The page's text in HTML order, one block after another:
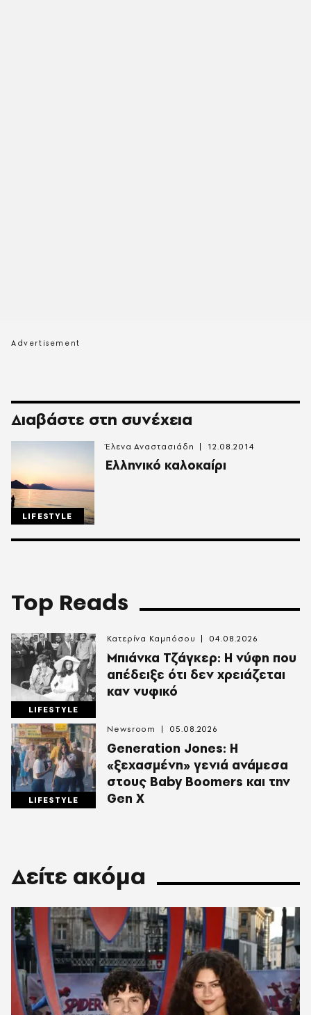
Διαβάστε στη συνέχεια
LIFESTYLE
Ελληνικό καλοκαίρι
Έλενα Αναστασιάδη 12.08.2014
Top Reads
LIFESTYLE
Mπιάνκα Τζάγκερ: Η νύφη που
απέδειξε ότι δεν χρειάζεται
καν νυφικό
Κατερίνα Καμπόσου 04.08.2026
LIFESTYLE
Generation Jones: Η
«ξεχασμένη» γενιά ανάμεσα
στους Baby Boomers και την
Gen X
Newsroom 05.08.2026
Δείτε ακόμα